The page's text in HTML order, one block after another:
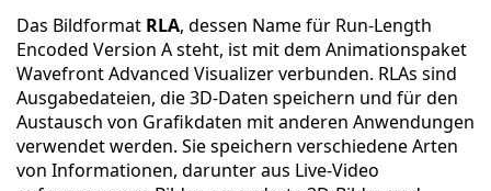
Das Bildformat RLA, dessen Name für Run-Length
Encoded Version A steht, ist mit dem Animationspaket
Wavefront Advanced Visualizer verbunden. RLAs sind
Ausgabedateien, die 3D-Daten speichern und für den
Austausch von Grafikdaten mit anderen Anwendungen
verwendet werden. Sie speichern verschiedene Arten
von Informationen, darunter aus Live-Video